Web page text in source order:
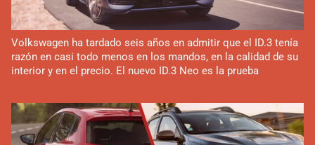
Volkswagen ha tardado seis años en admitir que el ID.3 tenía
razón en casi todo menos en los mandos, en la calidad de su
interior y en el precio. El nuevo ID.3 Neo es la prueba